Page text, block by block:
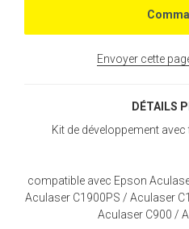
Envoyer cette
DÉTAILS
Kit de développement
compatible avec Epson
Aculaser C1900PS / Aculaser
Aculaser C900 /